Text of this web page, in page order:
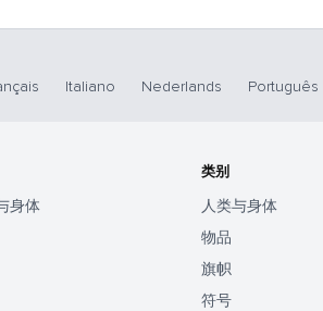
Italiano Nederlands Português
身体
类别
人类与身体
物品
旗帜
符号